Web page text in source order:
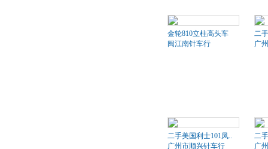
金轮810立柱高头车
闽江南针车行
二
广
二手美国利士101凤..
广州市顺兴针车行
二
广